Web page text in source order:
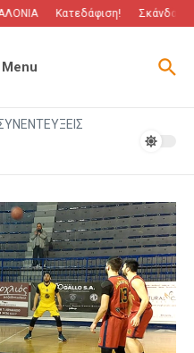
Κατεδάφιση! Σκάνδαλο